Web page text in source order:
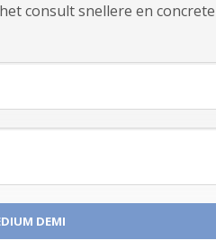
consult snellere en
DEMI